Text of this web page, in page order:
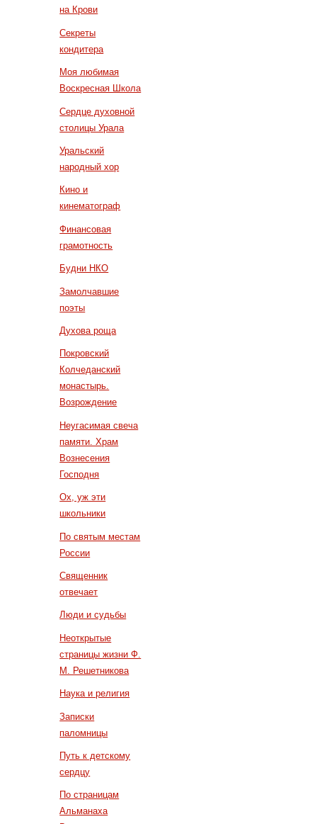
на Крови
Секреты
кондитера
Моя любимая
Воскресная Школа
Сердце духовной
столицы Урала
Уральский
народный хор
Кино и
кинематограф
Финансовая
грамотность
Будни НКО
Замолчавшие
поэты
Духова роща
Покровский
Колчеданский
монастырь.
Возрождение
Неугасимая свеча
памяти. Храм
Вознесения
Господня
Ох, уж эти
школьники
По святым местам
России
Священник
отвечает
Люди и судьбы
Неоткрытые
страницы жизни Ф.
М. Решетникова
Наука и религия
Записки
паломницы
Путь к детскому
сердцу
По страницам
Альманаха